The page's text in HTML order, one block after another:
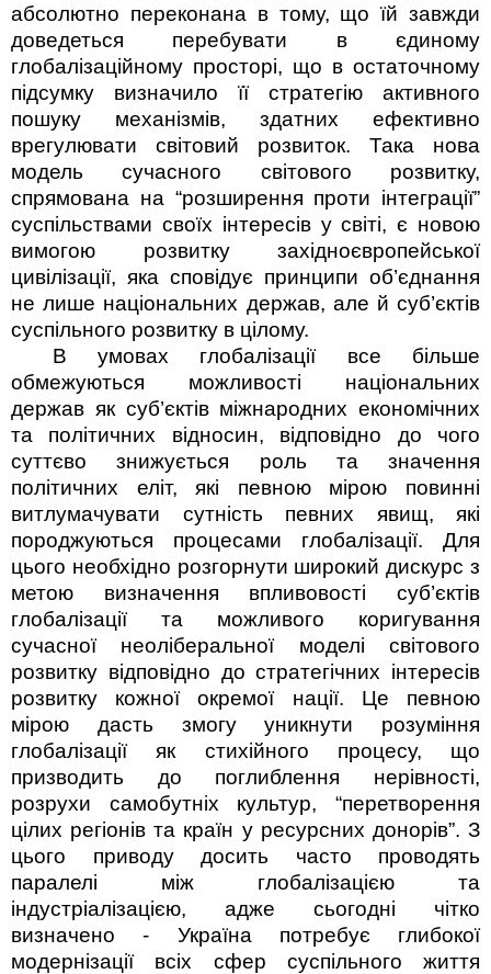
абсолютно переконана в тому, що їй завжди
доведеться перебувати в єдиному
глобалізаційному просторі, що в остаточному
підсумку визначило її стратегію активного
пошуку механізмів, здатних ефективно
врегулювати світовий розвиток. Така нова
модель сучасного світового розвитку,
спрямована на “розширення проти інтеграції”
суспільствами своїх інтересів у світі, є новою
вимогою розвитку західноєвропейської
цивілізації, яка сповідує принципи об’єднання
не лише національних держав, але й суб’єктів
суспільного розвитку в цілому.
В умовах глобалізації все більше
обмежуються можливості національних
держав як суб’єктів міжнародних економічних
та по­літичних відносин, відповідно до чого
суттєво знижується роль та значення
політичних еліт, які певною мірою повинні
витлумачувати сутність певних явищ, які
породжуються процесами глобалізації. Для
цього необхідно розгорнути широкий дискурс з
метою визначення впливовості суб’єктів
глобалізації та можливого коригування
сучасної неоліберальної моделі світового
розвитку відповідно до страте­гічних інтересів
розвитку кожної окремої нації. Це певною
мірою дасть змогу уникнути розуміння
глобалізації як стихійного процесу, що
призводить до поглиблення нерівності,
розрухи самобутніх культур, “перетворення
цілих регіонів та країн у ресурсних донорів”. З
цього приводу досить часто проводять
паралелі між глобалізацією та
індустріалізацією, адже сьогодні чітко
визначено - Україна потребує глибокої
модернізації всіх сфер суспільного життя